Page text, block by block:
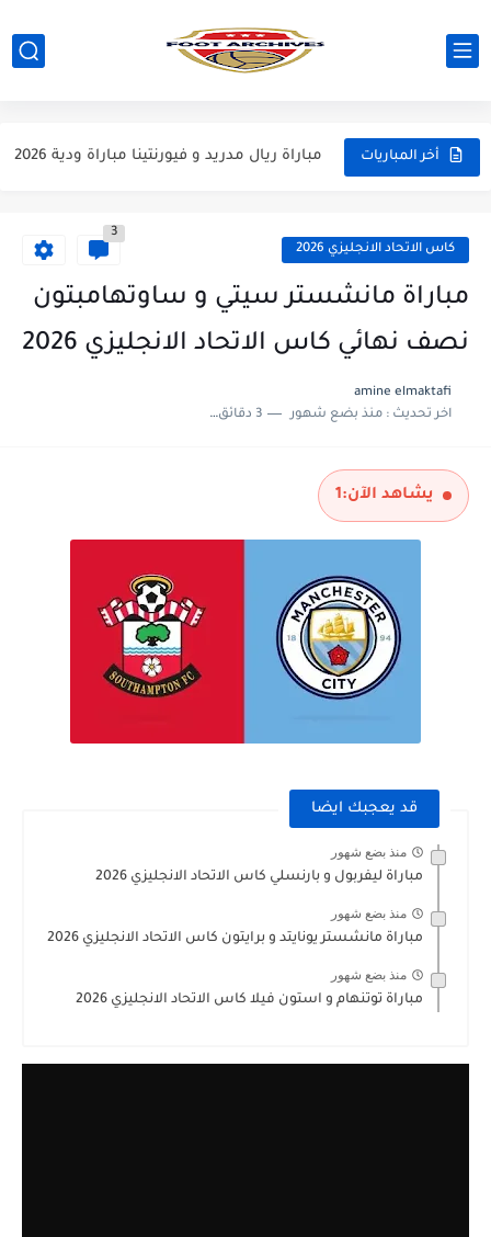
أخر المباريات
مباراة مانشستر يونايتد و اتلتيكو مدريد مباراة ودية 2026
مباراة ريال مدريد و فيورنتينا مباراة ودية 2026
مباراة برشلونة و بيرمنغهام مباراة ودية 2026
مباراة سيلتيك و ميلان مباراة ودية 2026
كاس الاتحاد الانجليزي 2026
3
مباراة مانشستر سيتي و ساوتهامبتون
نصف نهائي كاس الاتحاد الانجليزي 2026
amine elmaktafi
اخر تحديث :منذ بضع شهور 3 دقائق للقراءة
يشاهد الآن:1
قد يعجبك ايضا
منذ بضع شهور
مباراة ليفربول و بارنسلي كاس الاتحاد الانجليزي 2026
منذ بضع شهور
مباراة مانشستر يونايتد و برايتون كاس الاتحاد الانجليزي 2026
منذ بضع شهور
مباراة توتنهام و استون فيلا كاس الاتحاد الانجليزي 2026